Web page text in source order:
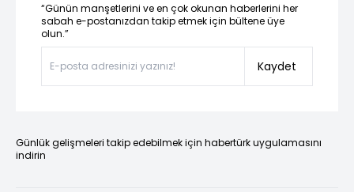
“Günün manşetlerini ve en çok okunan haberlerini her
sabah e-postanızdan takip etmek için bültene üye
olun.”
Kaydet
Günlük gelişmeleri takip edebilmek için habertürk uygulamasını
indirin